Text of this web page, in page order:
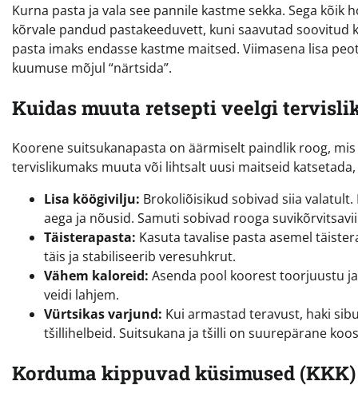
Kurna pasta ja vala see pannile kastme sekka. Sega
kõrvale pandud pastakeeduvett, kuni saavutad
pasta imaks endasse kastme maitsed. Viimasena lisa
kuumuse mõjul “närtsida”.
Kuidas muuta retsepti veelgi
Koorene suitsukanapasta on äärmiselt paindlik roog,
tervislikumaks muuta või lihtsalt uusi maitseid
Lisa köögivilju: Brokoliõisikud sobivad siia
aega ja nõusid. Samuti sobivad rooga
Täisterapasta: Kasuta tavalise pasta asemel
täis ja stabiliseerib veresuhkrut.
Vähem kaloreid: Asenda pool koorest toorjuustu
veidi lahjem.
Vürtsikas varjund: Kui armastad teravust, haki
tšillihelbeid. Suitsukana ja tšilli on suurepärane
Korduma kippuvad küsimused (KKK)